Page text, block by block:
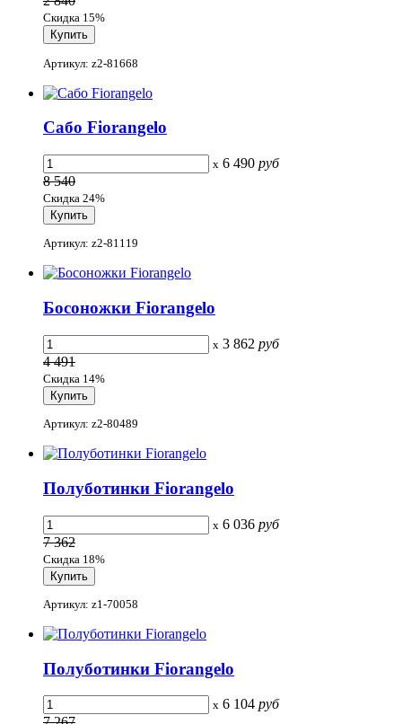
Скидка 15%
Артикул: z2-81668
Сабо Fiorangelo
x 6 490 руб
8 540
Скидка 24%
Артикул: z2-81119
Босоножки Fiorangelo
x 3 862 руб
4 491
Скидка 14%
Артикул: z2-80489
Полуботинки Fiorangelo
x 6 036 руб
7 362
Скидка 18%
Артикул: z1-70058
Полуботинки Fiorangelo
x 6 104 руб